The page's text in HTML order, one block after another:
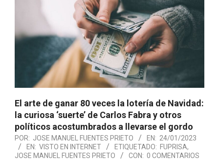
El arte de ganar 80 veces la lotería de Navidad:
la curiosa ‘suerte’ de Carlos Fabra y otros
políticos acostumbrados a llevarse el gordo
POR: JOSE MANUEL FUENTES PRIETO EN: 24/01/2023
EN: VISTO EN INTERNET ETIQUETADO: FUPRISA,
JOSE MANUEL FUENTES PRIETO
CON: 0 COMENTARIOS